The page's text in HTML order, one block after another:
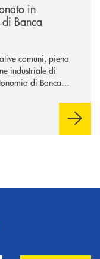
in
Banca
comuni, piena
industriale di
di Banca
dell’operazione.